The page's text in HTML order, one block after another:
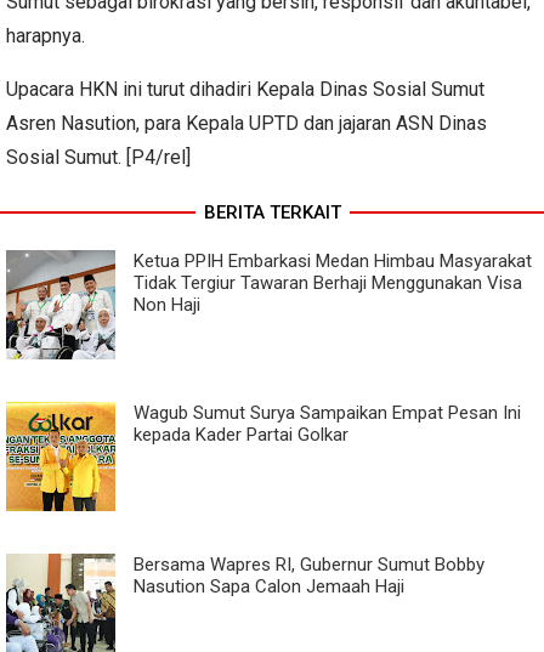
harapnya.
Upacara HKN ini turut dihadiri Kepala Dinas Sosial Sumut
Asren Nasution, para Kepala UPTD dan jajaran ASN Dinas
Sosial Sumut. [P4/rel]
BERITA TERKAIT
Ketua PPIH Embarkasi Medan Himbau Masyarakat
Tidak Tergiur Tawaran Berhaji Menggunakan Visa
Non Haji
Wagub Sumut Surya Sampaikan Empat Pesan Ini
kepada Kader Partai Golkar
Bersama Wapres RI, Gubernur Sumut Bobby
Nasution Sapa Calon Jemaah Haji